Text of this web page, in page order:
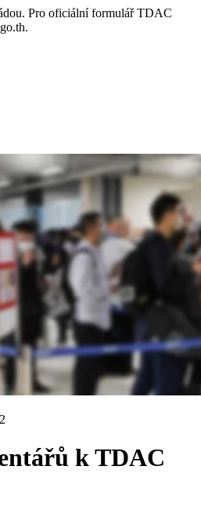
Pro oficiální formulář TDAC
k TDAC